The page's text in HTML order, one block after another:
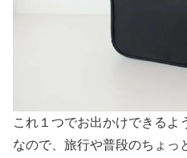
これ１つでお出かけできるよ
なので、旅行や普段のちょっ